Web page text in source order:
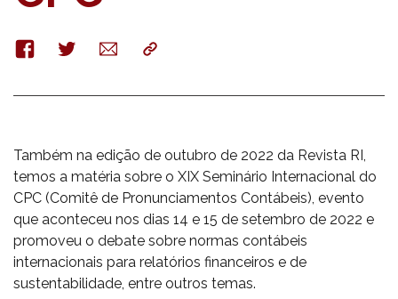
FacebookTwitterE-
mail
Copy
Também na edição de outubro de 2022 da Revista RI,
temos a matéria sobre o XIX Seminário Internacional do
CPC (Comitê de Pronunciamentos Contábeis), evento
que aconteceu nos dias 14 e 15 de setembro de 2022 e
promoveu o debate sobre normas contábeis
internacionais para relatórios financeiros e de
sustentabilidade, entre outros temas.